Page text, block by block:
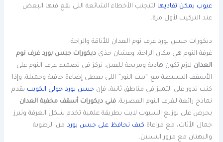
عيوب يمكن تفاديها لتتجنب الأخطاء الشائعة اللي يقع فيها البعض
عند التركيب لأول مرة.
ديكورات جبس بورد غرف نوم العدان للأناقة والراحة
غرفة النوم هي مكان الراحة، وعشان جذيديكورات جبس بورد غرف نوم
العدان لازم تكون هادية ومريحة للعين. نركز في تصميم غرف النوم على
الأسقف البسيطة مع “بيت النور” اللي يعطي إضاءة خافتة وجميلة. وإذا
كنت تدور على التميز في مناطق ثانية، فإن جبس بورد حولي الكويت يقدم
نماذج رائعة لغرف النوم العصرية.فني ديكورات أسقف مخفية العدان
يحرص على توزيع السبوت لايت بطريقة علمية تخدم شكل الغرفة وتبرز
جمال الأثاث، مع مراعاة كيف تحافظ على جبس بورد من الرطوبة
والبهتان مع مرور السنين.